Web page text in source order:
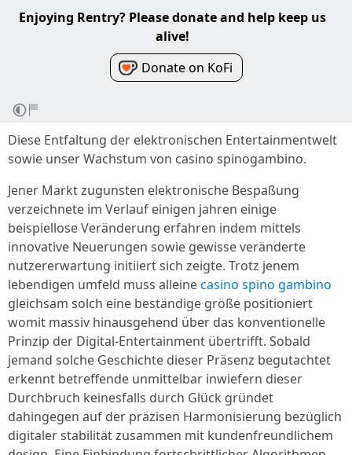
Enjoying Rentry? Please donate and help keep us
alive!
Donate on KoFi
Diese Entfaltung der elektronischen Entertainmentwelt
sowie unser Wachstum von casino spinogambino.
Jener Markt zugunsten elektronische Bespaßung
verzeichnete im Verlauf einigen jahren einige
beispiellose Veränderung erfahren indem mittels
innovative Neuerungen sowie gewisse veränderte
nutzererwartung initiiert sich zeigte. Trotz jenem
lebendigen umfeld muss alleinecasino spino gambino
gleichsam solch eine beständige größe positioniert
womit massiv hinausgehend über das konventionelle
Prinzip der Digital-Entertainment übertrifft. Sobald
jemand solche Geschichte dieser Präsenz begutachtet
erkennt betreffende unmittelbar inwiefern dieser
Durchbruch keinesfalls durch Glück gründet
dahingegen auf der präzisen Harmonisierung bezüglich
digitaler stabilität zusammen mit kundenfreundlichem